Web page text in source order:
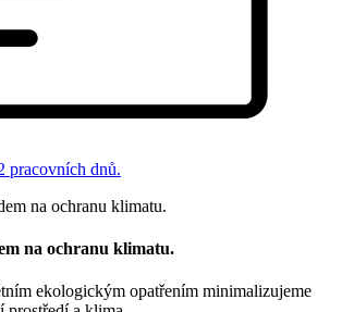
pracovních dnů.
na ochranu klimatu.
ekologickým opatřením minimalizujeme